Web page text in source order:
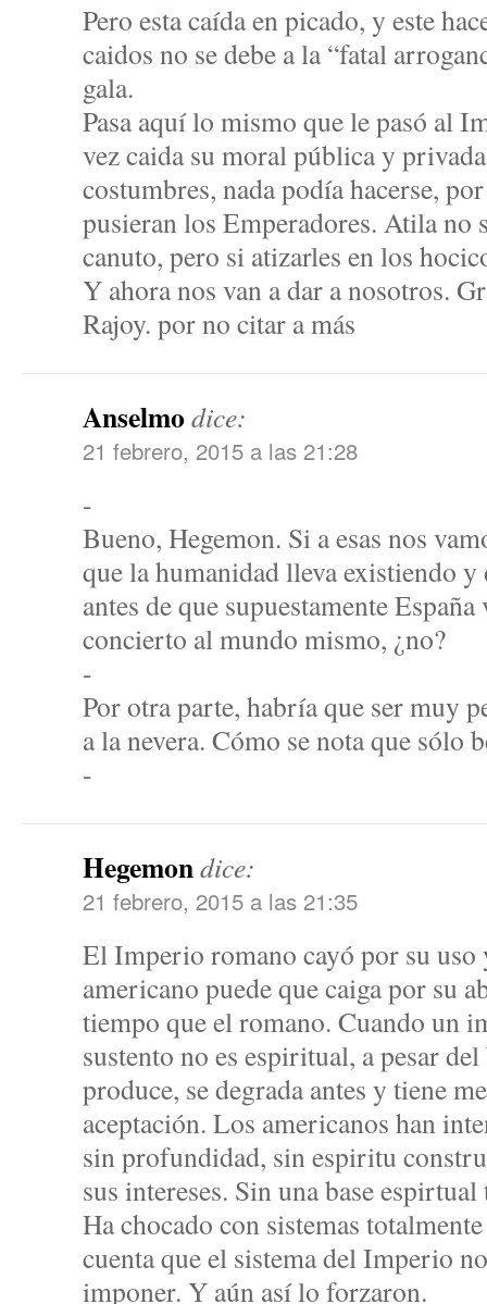
Pero esta caída en picado, y este
caidos no se debe a la “fatal
gala.
Pasa aquí lo mismo que le pasó al
vez caida su moral pública y
costumbres, nada podía hacerse,
pusieran los Emperadores. Atila no
canuto, pero si atizarles en los
Y ahora nos van a dar a nosotros.
Rajoy. por no citar a más
Anselmodice:
21 febrero, 2015 a las 21:28
-
Bueno, Hegemon. Si a esas nos
que la humanidad lleva existiendo y
antes de que supuestamente
concierto al mundo mismo, ¿no?
-
Por otra parte, habría que ser muy
a la nevera. Cómo se nota que sólo
-
Hegemondice:
21 febrero, 2015 a las 21:35
El Imperio romano cayó por su
americano puede que caiga por su
tiempo que el romano. Cuando un
sustento no es espiritual, a pesar
produce, se degrada antes y tiene
aceptación. Los americanos han
sin profundidad, sin espiritu
sus intereses. Sin una base
Ha chocado con sistemas
cuenta que el sistema del Imperio
imponer. Y aún así lo forzaron.